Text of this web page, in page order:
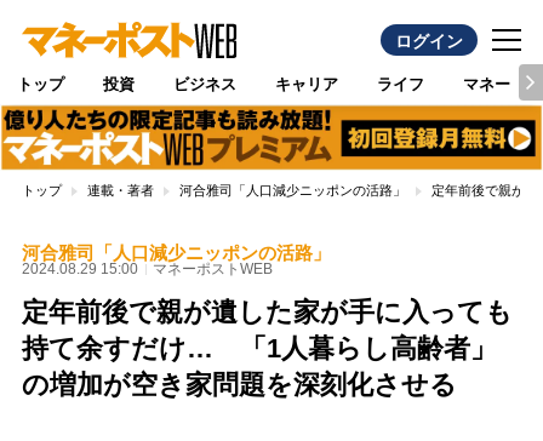
ログイン
トップ 投資 ビジネス キャリア ライフ マネー
トップ 連載・著者 河合雅司「人口減少ニッポンの活路」 定年前後で親が
河合雅司「人口減少ニッポンの活路」
2024.08.29 15:00 マネーポストWEB
定年前後で親が遺した家が手に入っても
持て余すだけ… 「1人暮らし高齢者」
の増加が空き家問題を深刻化させる